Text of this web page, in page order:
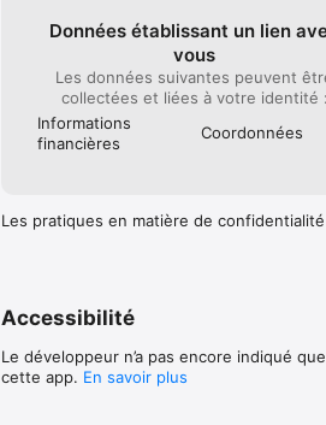
Données établissant un lien
vous
Les données suivantes peuvent
collectées et liées à votre identité :
Informations
financières
Coordonnées
Les pratiques en matière de
Accessibilité
Le développeur n’a pas encore indiqué
cette app. En savoir plus